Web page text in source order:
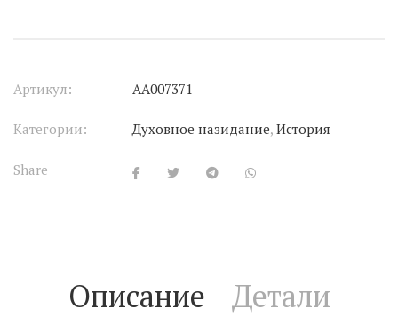
Артикул: АА007371
Категории: Духовное назидание, История
Share
Описание Детали